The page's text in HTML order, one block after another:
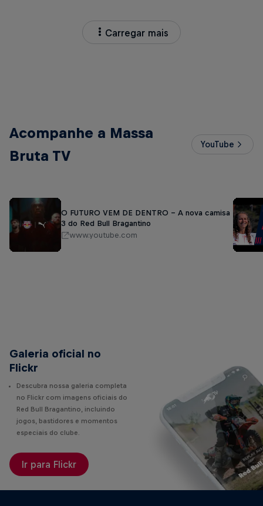
Carregar mais
Acompanhe a Massa
Bruta TV
YouTube
O FUTURO VEM DE DENTRO - A nova camisa
3 do Red Bull Bragantino
www.youtube.com
Galeria oficial no
Flickr
Descubra nossa galeria completa
no Flickr com imagens oficiais do
Red Bull Bragantino, incluindo
jogos, bastidores e momentos
especiais do clube.
Ir para Flickr